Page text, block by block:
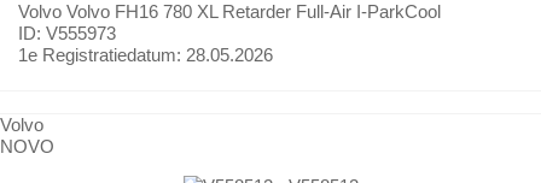
Volvo Volvo FH16 780 XL Retarder Full-Air I-ParkCool
ID: V555973
1e Registratiedatum: 28.05.2026
Volvo
NOVO